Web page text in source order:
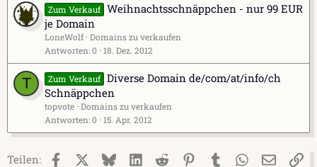
Zum Verkauf Weihnachtsschnäppchen - nur 99 EUR
je Domain
LoneWolf Domains zu verkaufen
Antworten 0 18. Dez. 2012
T Zum Verkauf Diverse Domain de/com/at/info/ch
Schnäppchen
topvote Domains zu verkaufen
Antworten 0 15. Apr. 2012
Teilen: FacebookX (Twitter)
BlueskyLinkedIn
Reddit PinterestTumblr WhatsApp
E-Mail